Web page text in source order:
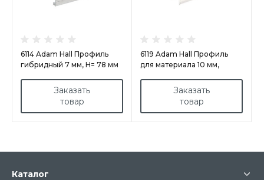
6114 Adam Hall Профиль
гибридный 7 мм, Н= 78 мм
Заказать
товар
6119 Adam Hall Профиль
для материала 10 мм,
Заказать
товар
Каталог